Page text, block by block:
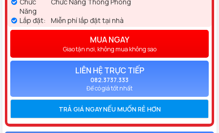
Năng
Lắp đặt:
Miễn phí lắp đặt tại nhà
MUA NGAY
Giao tận nơi, không mua không sao
LIÊN HỆ TRỰC TIẾP
082.3737.333
Để có giá tốt nhất
TRẢ GIÁ NGAY NẾU MUỐN RẺ HƠN